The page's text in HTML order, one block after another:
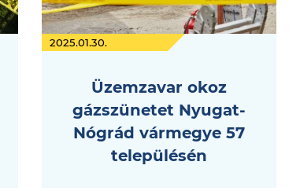
2025.01.30.
Üzemzavar okoz
gázszünetet Nyugat-
Nógrád vármegye 57
településén